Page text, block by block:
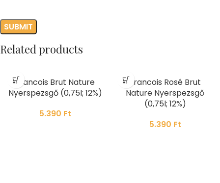
Related products
Francois Brut Nature
Nyerspezsgő (0,75l; 12%)
5.390 Ft
Francois Rosé Brut
Nature Nyerspezsgő
(0,75l; 12%)
5.390 Ft